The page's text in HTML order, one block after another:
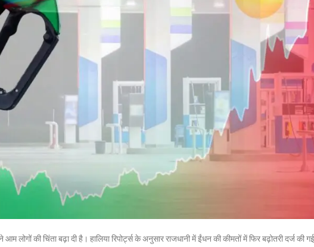
लोगों की चिंता बढ़ा दी है। हालिया रिपोर्ट्स के अनुसार राजधानी में ईंधन की कीमतों में फिर बढ़ोतरी दर्ज की